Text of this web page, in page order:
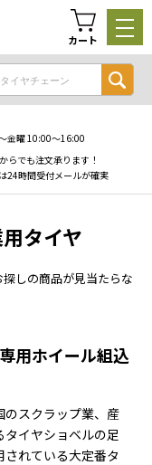
カート
金曜 10:00〜16:00
らでも注文承ります！
24時間受付メールが確実
タイヤ
しの商品が見当たらな
用ホイール組込
のスクラップ業、産
イヤショベルの足
れている大定番タ